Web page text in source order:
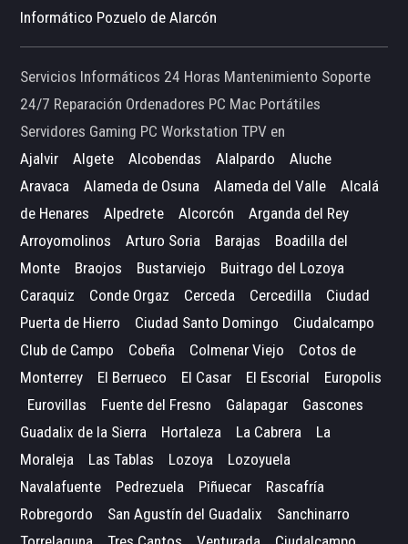
Informático Pozuelo de Alarcón
Servicios Informáticos 24 Horas Mantenimiento Soporte
24/7 Reparación Ordenadores PC Mac Portátiles
Servidores Gaming PC Workstation TPV en
Ajalvir
Algete Alcobendas Alalpardo
Aluche
Aravaca
Alameda de Osuna Alameda del Valle
Alcalá
de Henares
Alpedrete Alcorcón
Arganda del Rey
Arroyomolinos
Arturo Soria Barajas
Boadilla del
Monte
Braojos Bustarviejo
Buitrago del Lozoya
Caraquiz
Conde Orgaz Cerceda Cercedilla
Ciudad
Puerta de Hierro
Ciudad Santo Domingo
Ciudalcampo
Club de Campo
Cobeña Colmenar Viejo
Cotos de
Monterrey
El Berrueco El Casar El Escorial
Europolis
Eurovillas
Fuente del Fresno Galapagar
Gascones
Guadalix de la Sierra
Hortaleza La Cabrera
La
Moraleja
Las Tablas Lozoya
Lozoyuela
Navalafuente
Pedrezuela Piñuecar
Rascafría
Robregordo
San Agustín del Guadalix
Sanchinarro